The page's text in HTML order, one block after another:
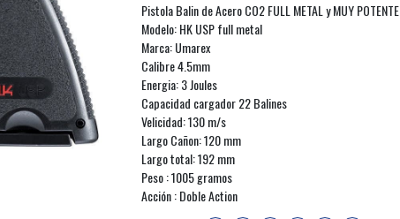
Pistola Balin de Acero CO2 FULL METAL y MUY POTENTE
Modelo: HK USP full metal
Marca: Umarex
Calibre 4.5mm
Energia: 3 Joules
Capacidad cargador 22 Balines
Velicidad: 130 m/s
Largo Cañon: 120 mm
Largo total: 192 mm
Peso : 1005 gramos
Acción : Doble Action